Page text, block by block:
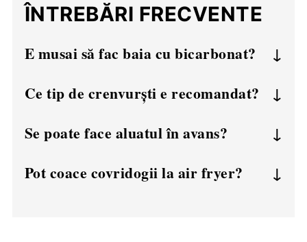
ÎNTREBĂRI FRECVENTE
E musai să fac baia cu bicarbonat?
coaja specifică de covrig.
Ce tip de crenvurști e recomandat?
Evitați sortimentele foarte ieftine. De
să citiți eticheta.
Se poate face aluatul în avans?
și folosi a doua zi.
Pot coace covridogii la air fryer?